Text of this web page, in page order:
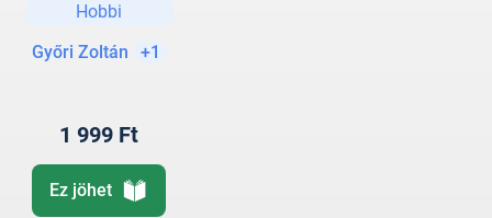
társasjátékok
Hobbi
Győri Zoltán
+1
1 999 Ft
Ez jöhet